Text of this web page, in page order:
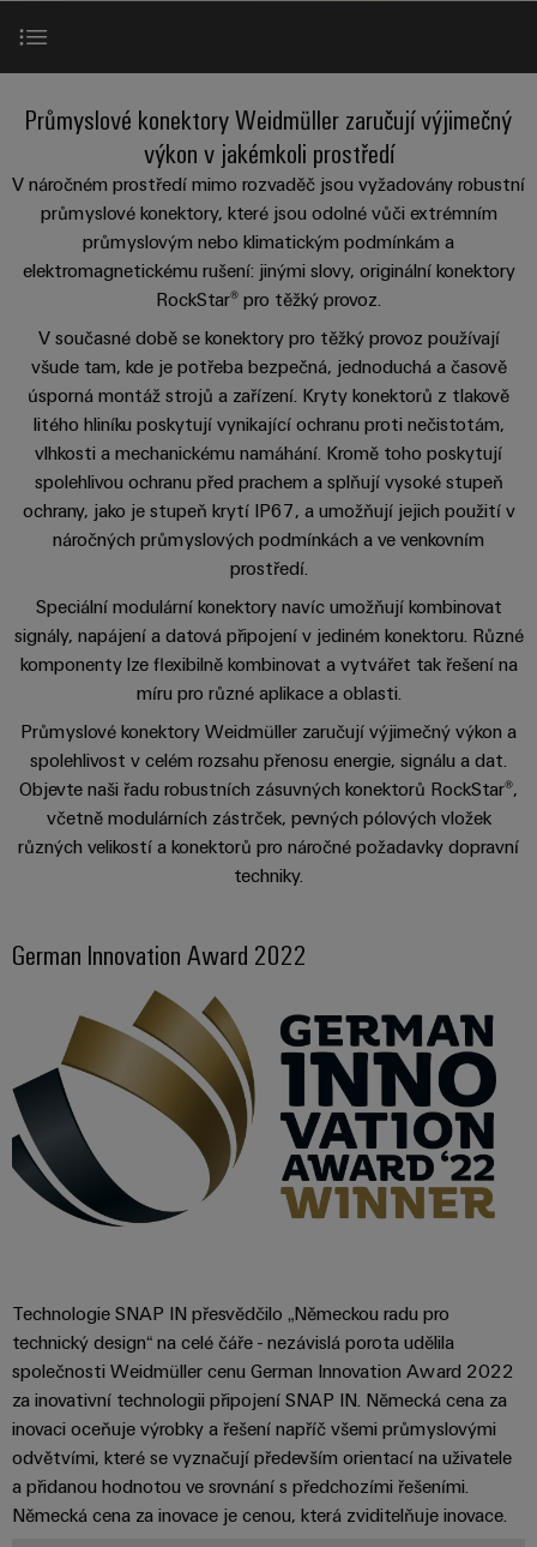
prožít.
Úprava
a
čištění
odpadních
vod
ochranu
vody
a
průmysl
odpadních
vod
Datové
centrum
výrobky
pro
datová
centra
efektivní,
spolehlivé,
škálovatelné
Fotovoltaika
Využití
účinnost
Infrastruktura
budov
Řešení
na
infrastrukturu
budov
rozvaděčů
Řešení
výzev
týkajících
se
stavby
rozvaděčů
Přenos
a distribuce
Stejnosměrné
mikrosítě
OS
Edge
Computing
Průmyslové
5G
Jednopárový
Ethernet
-
Single
Pair
Ethernet
Skříň
a
pole
Chytrá
výroba
skříní
Inteligentní
Propojovací
dráty
Řešení
pracoviště
software
Weidmüller
Configurator
a
řešení
Decentralizovaná
automatizace
Řešení
řízení
PCB
Systémy
skříní
a
krabic
a jejich
příslušenství
Systémy
a komponenty
pro
kabelové
vstupy
Sady
kabelů,
patchkabelů
a
kabelů
Zapojení
PLC
a
řešení
migrace
rozhraní
Distribuční
skříňky
Elektronika
Reléové
moduly
Izolační
zesilovače
a
měřicí
převodníky
Napájecí
zdroje
službou
Delivery
Service
Poradenství
a
digitální
inženýrství
Poradenství
pro
konektivitu
digitální
software
Weidmüller
Configurator
Služby
v
oblasti
konektorů
služby
Podpora
Technická
podpora
Shoda
produktu
PSIRT
Technické
údaje
Technický
produktový
katalog
Společnost
předpisů
Pobočky
Informace
pro
management
certifikáty
Orange
Mag
|
Časopis
pro
Akademie
Weidmüller
Human
Resources
Náš
management
Novinky
odborná
média
Novinky
společnosti
Naši
Partnerská
síť
pro
průmyslový
internet
věcí
Newsletter
Webináře
Událost
Užitečné
odkazy
Produktový
katalog
Webshop
Ke
stažení
Blog
GATEWAY,
PART
1
NAVŠTIVTE
PŘEHLED
Ceník
a
obchodní
podmínky
Novinky
prodejní
akce
Produktové
novinky
Distribuce
Distribution
PRO
Kariéra
PŘEHLED
Produktová řada
Služby
Dokonalé doplňky
Ke stažení
Poradenství & Podpora
Průmyslové konektory Weidmüller zaručují výjimečný
výkon v jakémkoli prostředí
V náročném prostředí mimo rozvaděč jsou vyžadovány robustní
průmyslové konektory, které jsou odolné vůči extrémním
průmyslovým nebo klimatickým podmínkám a
elektromagnetickému rušení: jinými slovy, originální konektory
RockStar® pro těžký provoz.
V současné době se konektory pro těžký provoz používají
všude tam, kde je potřeba bezpečná, jednoduchá a časově
úsporná montáž strojů a zařízení. Kryty konektorů z tlakově
litého hliníku poskytují vynikající ochranu proti nečistotám,
vlhkosti a mechanickému namáhání. Kromě toho poskytují
spolehlivou ochranu před prachem a splňují vysoké stupeň
ochrany, jako je stupeň krytí IP67, a umožňují jejich použití v
náročných průmyslových podmínkách a ve venkovním
prostředí.
Speciální modulární konektory navíc umožňují kombinovat
signály, napájení a datová připojení v jediném konektoru. Různé
komponenty lze flexibilně kombinovat a vytvářet tak řešení na
míru pro různé aplikace a oblasti.
Průmyslové konektory Weidmüller zaručují výjimečný výkon a
spolehlivost v celém rozsahu přenosu energie, signálu a dat.
Objevte naši řadu robustních zásuvných konektorů RockStar®,
včetně modulárních zástrček, pevných pólových vložek
různých velikostí a konektorů pro náročné požadavky dopravní
techniky.
German Innovation Award 2022
Technologie SNAP IN přesvědčilo „Německou radu pro
technický design“ na celé čáře - nezávislá porota udělila
společnosti Weidmüller cenu German Innovation Award 2022
za inovativní technologii připojení SNAP IN. Německá cena za
inovaci oceňuje výrobky a řešení napříč všemi průmyslovými
odvětvími, které se vyznačují především orientací na uživatele
a přidanou hodnotou ve srovnání s předchozími řešeními.
Německá cena za inovace je cenou, která zviditelňuje inovace.